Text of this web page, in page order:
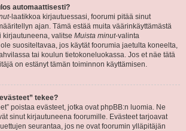
automaattisesti?
-laatikkoa kirjautuessasi, foorumi pitää sinut
ajan. Tämä estää muita väärinkäyttämästä
kirjautuneena, valitse Muista minut-valinta
suositeltavaa, jos käytät foorumia jaetulta koneelta,
tai koulun tietokoneluokassa. Jos et näe tätä
on estänyt tämän toiminnon käyttämisen.
tekee?
poistaa evästeet, jotka ovat phpBB:n luomia. Ne
sinut kirjautuneena foorumille. Evästeet tarjoavat
seurantaa, jos ne ovat foorumin ylläpitäjän